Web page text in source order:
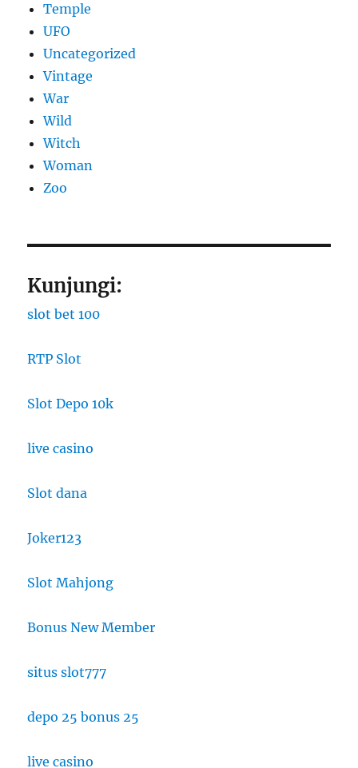
Temple
UFO
Uncategorized
Vintage
War
Wild
Witch
Woman
Zoo
Kunjungi:
slot bet 100
RTP Slot
Slot Depo 10k
live casino
Slot dana
Joker123
Slot Mahjong
Bonus New Member
situs slot777
depo 25 bonus 25
live casino